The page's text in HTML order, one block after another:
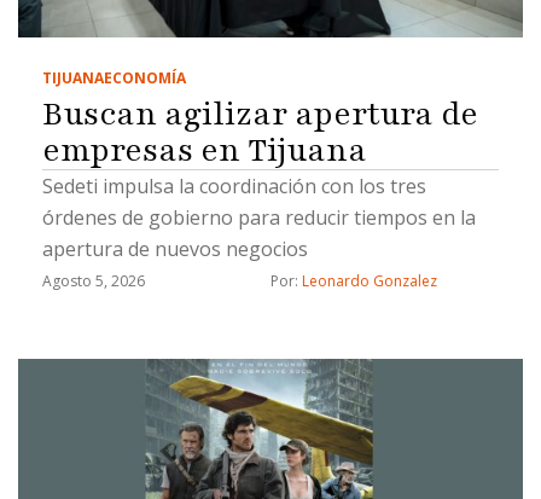
TIJUANAECONOMÍA
Buscan agilizar apertura de
empresas en Tijuana
Sedeti impulsa la coordinación con los tres
órdenes de gobierno para reducir tiempos en la
apertura de nuevos negocios
Agosto 5, 2026 Por: Leonardo Gonzalez